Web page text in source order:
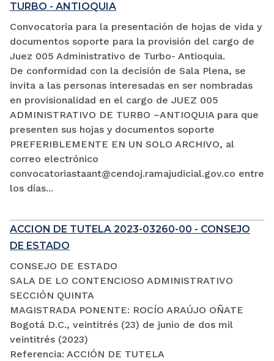
TURBO - ANTIOQUIA
Convocatoria para la presentación de hojas de vida y
documentos soporte para la provisión del cargo de
Juez 005 Administrativo de Turbo- Antioquia.
De conformidad con la decisión de Sala Plena, se
invita a las personas interesadas en ser nombradas
en provisionalidad en el cargo de JUEZ 005
ADMINISTRATIVO DE TURBO –ANTIOQUIA para que
presenten sus hojas y documentos soporte
PREFERIBLEMENTE EN UN SOLO ARCHIVO, al
correo electrónico
convocatoriastaant@cendoj.ramajudicial.gov.co entre
los días...
ACCION DE TUTELA 2023-03260-00 - CONSEJO
DE ESTADO
CONSEJO DE ESTADO
SALA DE LO CONTENCIOSO ADMINISTRATIVO
SECCIÓN QUINTA
MAGISTRADA PONENTE: ROCÍO ARAÚJO OÑATE
Bogotá D.C., veintitrés (23) de junio de dos mil
veintitrés (2023)
Referencia: ACCIÓN DE TUTELA